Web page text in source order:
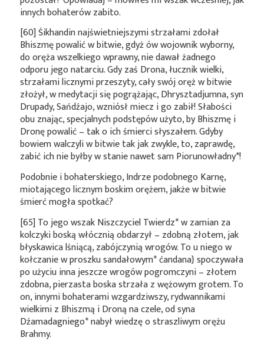
innych bohaterów zabito.
[60] Śikhandin najświetniejszymi strzałami zdołał
Bhiszmę powalić w bitwie, gdyż ów wojownik wyborny,
do oręża wszelkiego wprawny, nie dawał żadnego
odporu jego natarciu. Gdy zaś Drona, łucznik wielki,
strzałami licznymi przeszyty, cały swój oręż w bitwie
złożył, w medytacji się pogrążając, Dhrysztadjumna, syn
Drupady, Sańdźajo, wzniósł miecz i go zabił! Słabości
obu znając, specjalnych podstępów użyto, by Bhiszmę i
Dronę powalić – tak o ich śmierci słyszałem. Gdyby
bowiem walczyli w bitwie tak jak zwykle, to, zaprawdę,
zabić ich nie byłby w stanie nawet samPiorunowładny*!
Podobnie i bohaterskiego, Indrze podobnego Karnę,
miotającego licznym boskim orężem, jakże w bitwie
śmierć mogła spotkać?
[65] To jego wszak NiszczycielTwierdz*w zamian za
kolczyki boską włócznią obdarzył – zdobną złotem, jak
błyskawica lśniącą, zabójczynią wrogów. To u niego w
kołczanie w proszkusandałowym*ćandana} spoczywała
po użyciu inna jeszcze wrogów pogromczyni – złotem
zdobna, pierzasta boska strzała z wężowym grotem. To
on, innymi bohaterami wzgardziwszy, rydwannikami
wielkimi z Bhiszmą i Droną na czele, od syna
Dźamadagniego*nabył wiedzę o straszliwym orężu
Brahmy.